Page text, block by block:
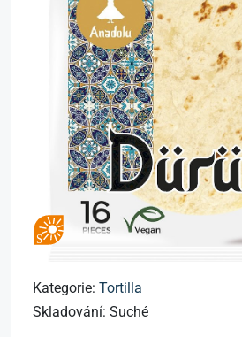
Kategorie: Tortilla
Skladování: Suché